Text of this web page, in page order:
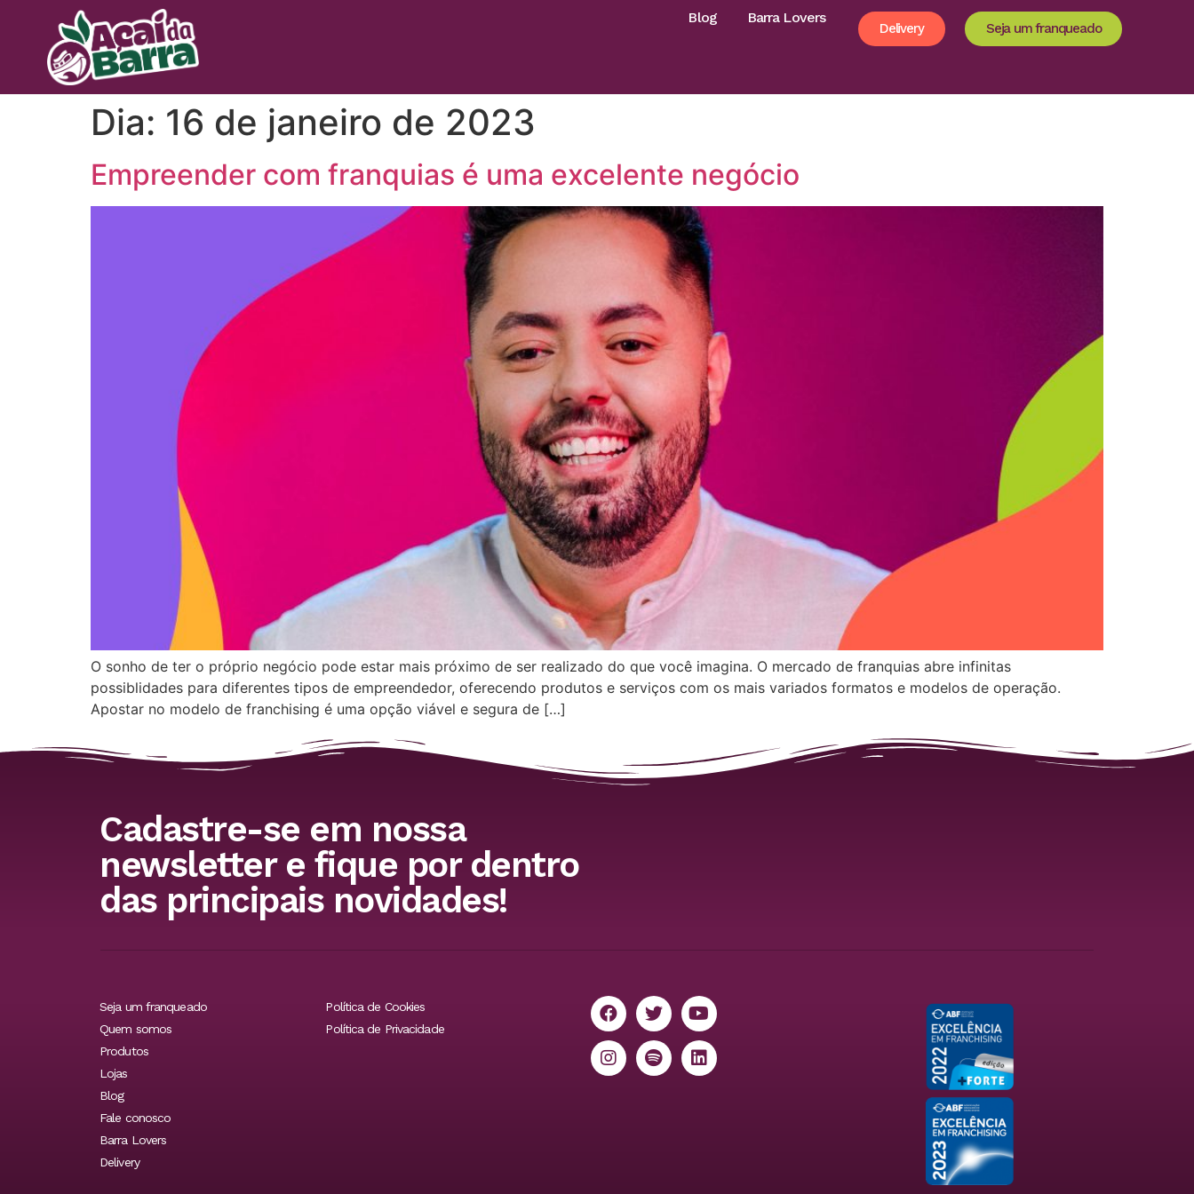
Blog Barra Lovers
Delivery Seja um franqueado
Dia: 16 de janeiro de 2023
Empreender com franquias é uma excelente negócio
O sonho de ter o próprio negócio pode estar mais próximo de ser realizado do que você imagina. O mercado de franquias abre infinitas
possiblidades para diferentes tipos de empreendedor, oferecendo produtos e serviços com os mais variados formatos e modelos de operação.
Apostar no modelo de franchising é uma opção viável e segura de […]
Cadastre-se em nossa
newsletter e fique por dentro
das principais novidades!
Seja um franqueado
Quem somos
Produtos
Lojas
Blog
Fale conosco
Barra Lovers
Delivery
Política de Cookies
Política de Privacidade